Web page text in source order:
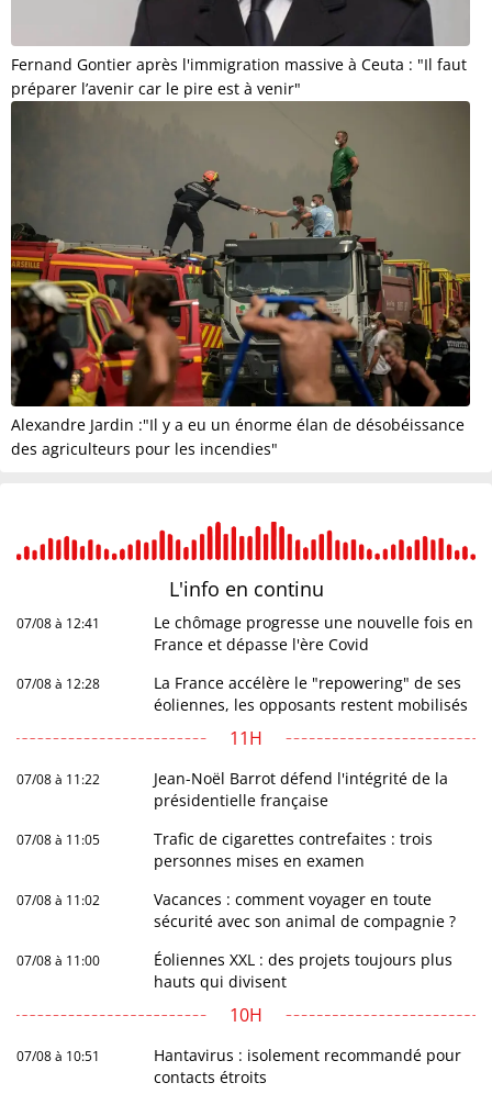
Fernand Gontier après l'immigration massive à Ceuta : "Il faut
préparer l’avenir car le pire est à venir"
Alexandre Jardin :"Il y a eu un énorme élan de désobéissance
des agriculteurs pour les incendies"
L'info en continu
07/08 à 12:41
Le chômage progresse une nouvelle fois en
France et dépasse l'ère Covid
07/08 à 12:28
La France accélère le "repowering" de ses
éoliennes, les opposants restent mobilisés
11H
07/08 à 11:22
Jean-Noël Barrot défend l'intégrité de la
présidentielle française
07/08 à 11:05
Trafic de cigarettes contrefaites : trois
personnes mises en examen
07/08 à 11:02
Vacances : comment voyager en toute
sécurité avec son animal de compagnie ?
07/08 à 11:00
Éoliennes XXL : des projets toujours plus
hauts qui divisent
10H
07/08 à 10:51
Hantavirus : isolement recommandé pour
contacts étroits